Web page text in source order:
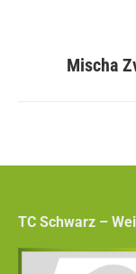
Mischa
TC Schwarz –